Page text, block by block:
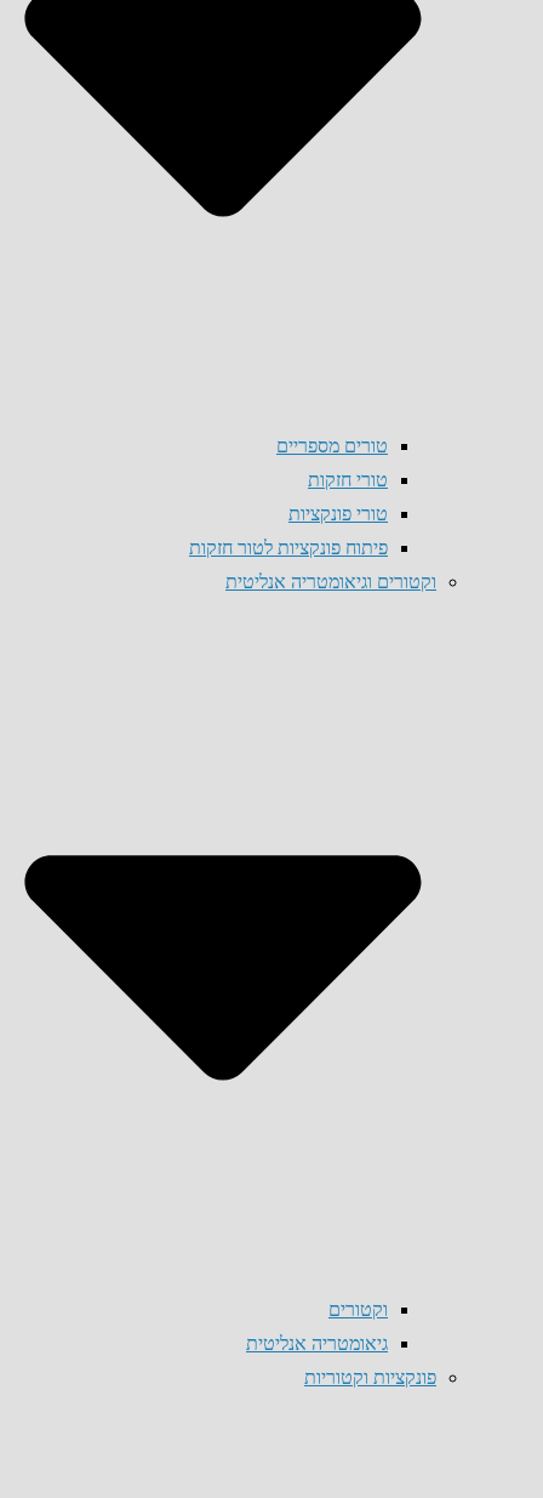
טורים מספריים
טורי חזקות
טורי פונקציות
פיתוח פונקציות לטור חזקות
וקטורים וגיאומטריה אנליטית
וקטורים
גיאומטריה אנליטית
פונקציות וקטוריות